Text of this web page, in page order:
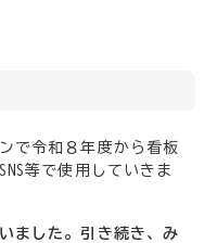
で令和８年度から看板
等で使用していきま
ました。引き続き、み